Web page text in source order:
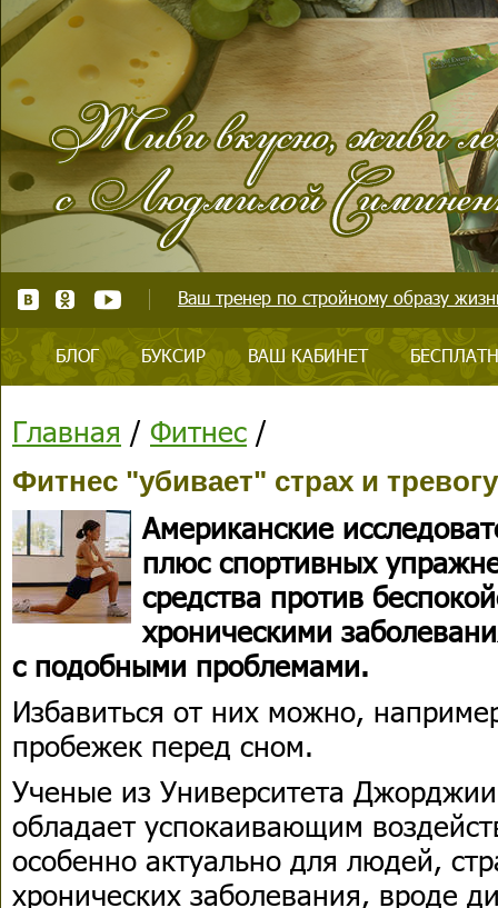
Ваш тренер по стройному образу
БЛОГ БУКСИР ВАШ КАБИНЕТ
Главная / Фитнес /
Фитнес "убивает" страх и тревогу
Американские
плюс спортивных
средства против
хроническими
с подобными проблемами.
Избавиться от них можно,
пробежек перед сном.
Ученые из Университета
обладает успокаивающим
особенно актуально для людей,
хронических заболевания, вроде